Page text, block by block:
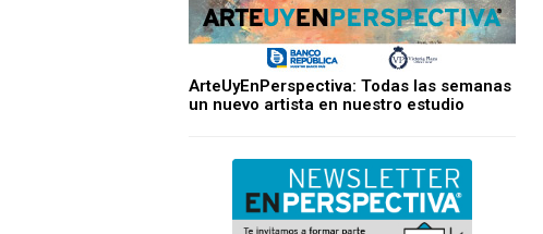
ArteUyEnPerspectiva: Todas las semanas
un nuevo artista en nuestro estudio